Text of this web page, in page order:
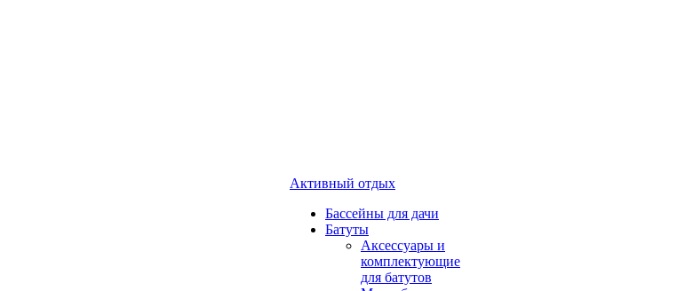
Активный отдых
Бассейны для дачи
Батуты
Аксессуары и
комплектующие
для батутов